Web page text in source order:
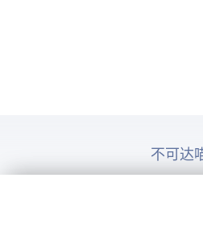
© 2026 ICMP不可达喵. All rights